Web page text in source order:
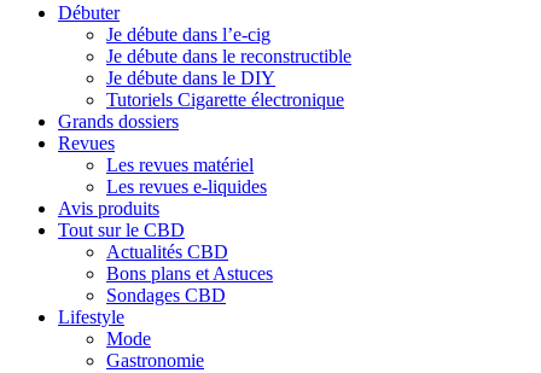
Débuter
Je débute dans l’e-cig
Je débute dans le reconstructible
Je débute dans le DIY
Tutoriels Cigarette électronique
Grands dossiers
Revues
Les revues matériel
Les revues e-liquides
Avis produits
Tout sur le CBD
Actualités CBD
Bons plans et Astuces
Sondages CBD
Lifestyle
Mode
Gastronomie